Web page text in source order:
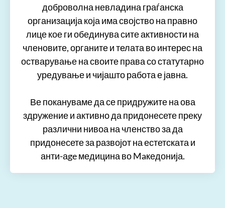
доброволна невладина граѓанска
организација која има својство на правно
лице кое ги обединува сите активности на
членовите, органите и телата во интерес на
остварување на своите права со статутарно
уредување и чијашто работа е јавна.
Ве покануваме да се придружите на ова
здружение и активно да придонесете преку
различни нивоа на членство за да
придонесете за развојот на естетската и
анти-аge медицина во Maкедонија.